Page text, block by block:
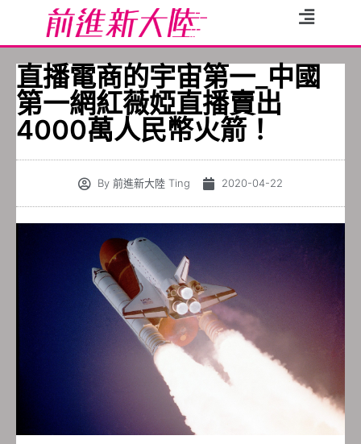
直播電商的宇宙第一_中國
第一網紅薇婭直播賣出
4000萬人民幣火箭！
By 前進新大陸 Ting 2020-04-22